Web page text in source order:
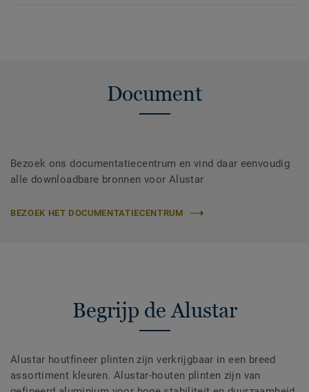
Document
Bezoek ons documentatiecentrum en vind daar eenvoudig
alle downloadbare bronnen voor Alustar
BEZOEK HET DOCUMENTATIECENTRUM
Begrijp de Alustar
Alustar houtfineer plinten zijn verkrijgbaar in een breed
assortiment kleuren. Alustar-houten plinten zijn van